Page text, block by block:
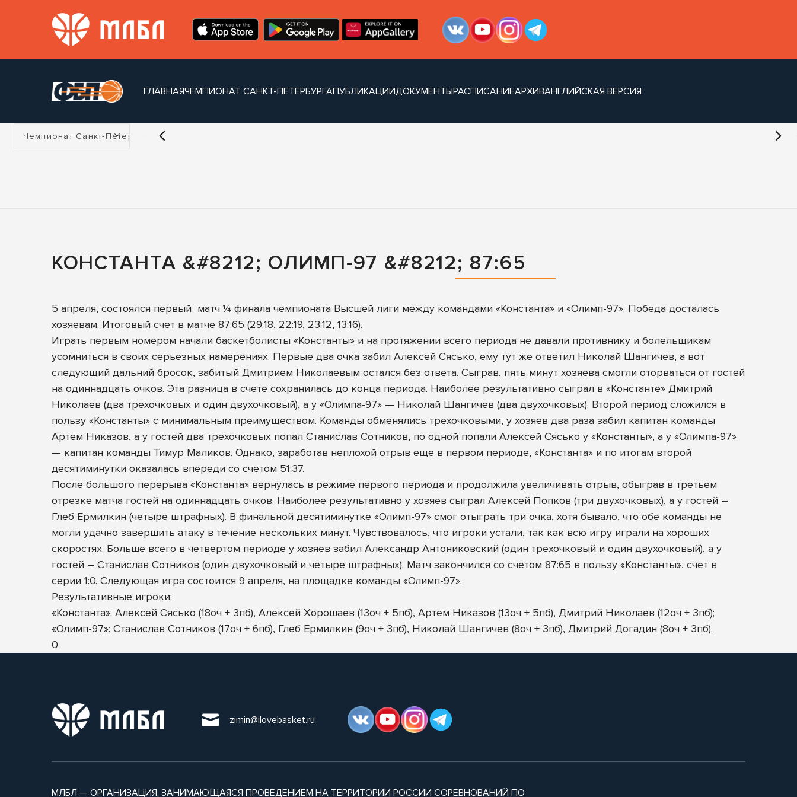
ГЛАВНАЯЧЕМПИОНАТ САНКТ-ПЕТЕРБУРГАПУБЛИКАЦИИДОКУМЕНТЫРАСПИСАНИЕАРХИВАНГЛИЙСКАЯ ВЕРСИЯ
Турнир:
Чемпионат Санкт-Петербурга
КОНСТАНТА &#8212; ОЛИМП-97 &#8212; 87:65
5 апреля, состоялся первый матч ¼ финала чемпионата Высшей лиги между командами «Константа» и «Олимп-97». Победа досталась
хозяевам. Итоговый счет в матче 87:65 (29:18, 22:19, 23:12, 13:16).
Играть первым номером начали баскетболисты «Константы» и на протяжении всего периода не давали противнику и болельщикам
усомниться в своих серьезных намерениях. Первые два очка забил Алексей Сясько, ему тут же ответил Николай Шангичев, а вот
следующий дальний бросок, забитый Дмитрием Николаевым остался без ответа. Сыграв, пять минут хозяева смогли оторваться от гостей
на одиннадцать очков. Эта разница в счете сохранилась до конца периода. Наиболее результативно сыграл в «Константе» Дмитрий
Николаев (два трехочковых и один двухочковый), а у «Олимпа-97» — Николай Шангичев (два двухочковых). Второй период сложился в
пользу «Константы» с минимальным преимуществом. Команды обменялись трехочковыми, у хозяев два раза забил капитан команды
Артем Никазов, а у гостей два трехочковых попал Станислав Сотников, по одной попали Алексей Сясько у «Константы», а у «Олимпа-97»
— капитан команды Тимур Маликов. Однако, заработав неплохой отрыв еще в первом периоде, «Константа» и по итогам второй
десятиминутки оказалась впереди со счетом 51:37.
После большого перерыва «Константа» вернулась в режиме первого периода и продолжила увеличивать отрыв, обыграв в третьем
отрезке матча гостей на одиннадцать очков. Наиболее результативно у хозяев сыграл Алексей Попков (три двухочковых), а у гостей –
Глеб Ермилкин (четыре штрафных). В финальной десятиминутке «Олимп-97» смог отыграть три очка, хотя бывало, что обе команды не
могли удачно завершить атаку в течение нескольких минут. Чувствовалось, что игроки устали, так как всю игру играли на хороших
скоростях. Больше всего в четвертом периоде у хозяев забил Александр Антониковский (один трехочковый и один двухочковый), а у
гостей – Станислав Сотников (один двухочковый и четыре штрафных). Матч закончился со счетом 87:65 в пользу «Константы», счет в
серии 1:0. Следующая игра состоится 9 апреля, на площадке команды «Олимп-97».
Результативные игроки:
«Константа»: Алексей Сясько (18оч + 3пб), Алексей Хорошаев (13оч + 5пб), Артем Никазов (13оч + 5пб), Дмитрий Николаев (12оч + 3пб);
«Олимп-97»: Станислав Сотников (17оч + 6пб), Глеб Ермилкин (9оч + 3пб), Николай Шангичев (8оч + 3пб), Дмитрий Догадин (8оч + 3пб).
0
zimin@ilovebasket.ru
МЛБЛ — ОРГАНИЗАЦИЯ, ЗАНИМАЮЩАЯСЯ ПРОВЕДЕНИЕМ НА ТЕРРИТОРИИ РОССИИ СОРЕВНОВАНИЙ ПО